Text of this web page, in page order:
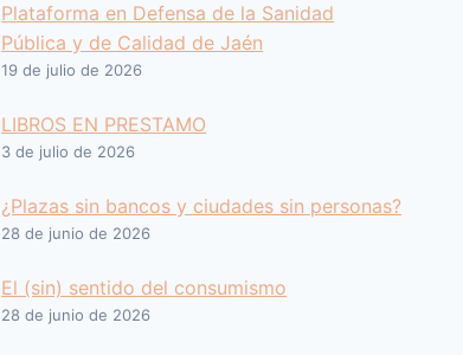
Plataforma en Defensa de la Sanidad
Pública y de Calidad de Jaén
19 de julio de 2026
LIBROS EN PRESTAMO
3 de julio de 2026
¿Plazas sin bancos y ciudades sin personas?
28 de junio de 2026
El (sin) sentido del consumismo
28 de junio de 2026